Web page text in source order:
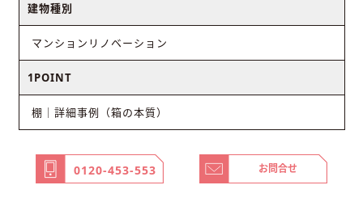
建物種別
マンションリノベーション
1POINT
棚｜詳細事例（箱の本質）
0120-453-553 お問合せ